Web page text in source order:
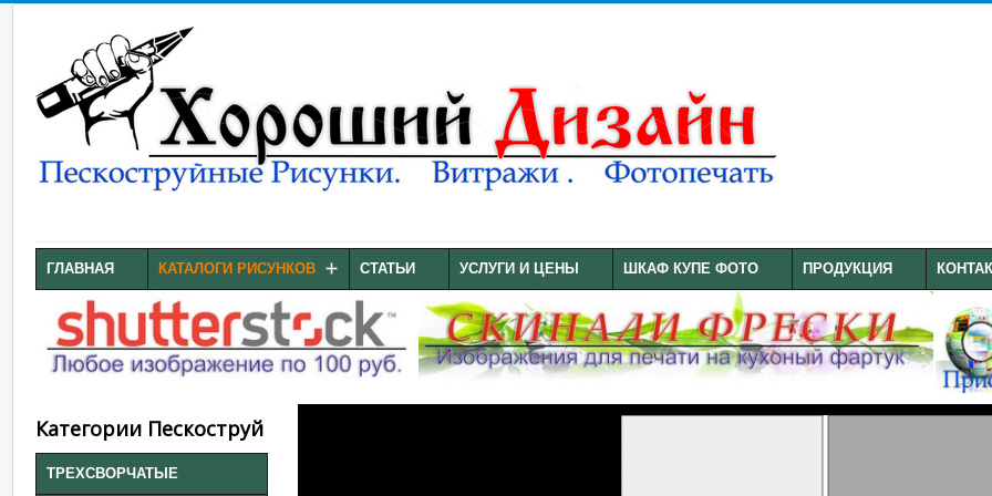
ГЛАВНАЯ КАТАЛОГИ РИСУНКОВ СТАТЬИ УСЛУГИ И ЦЕНЫ ШКАФ КУПЕ ФОТО ПРОДУКЦИЯ
Категории Пескоструй
ТРЕХСВОРЧАТЫЕ